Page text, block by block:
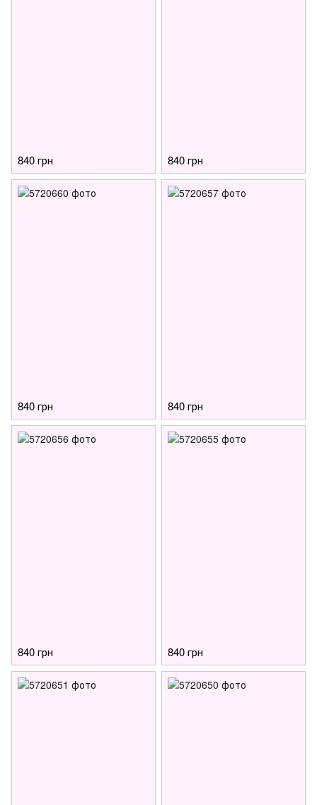
840 грн 840 грн
840 грн 840 грн
840 грн 840 грн